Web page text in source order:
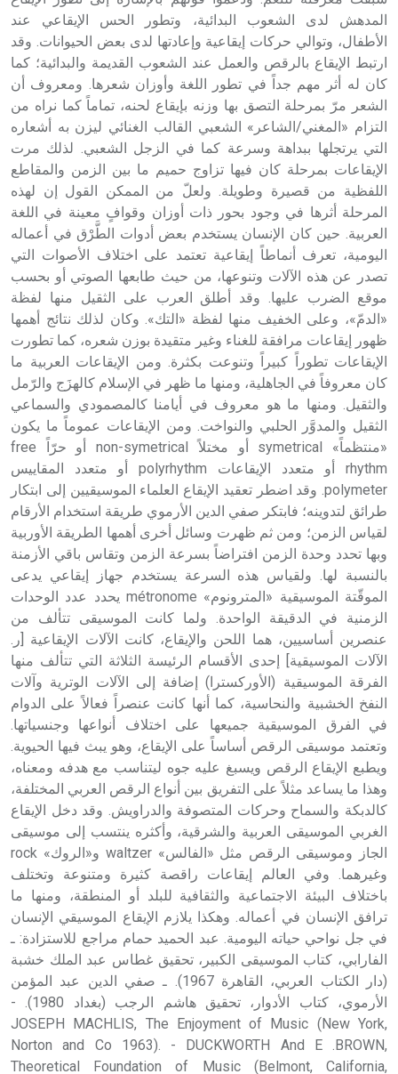
المدهش لدى الشعوب البدائية، وتطور الحس الإيقاعي عند
الأطفال، وتوالي حركات إيقاعية وإعادتها لدى بعض الحيوانات. وقد
ارتبط الإيقاع بالرقص والعمل عند الشعوب القديمة والبدائية؛ كما
كان له أثر مهم جداً في تطور اللغة وأوزان شعرها. ومعروف أن
الشعر مرّ بمرحلة التصق بها وزنه بإيقاع لحنه، تماماً كما نراه من
التزام «المغني/الشاعر» الشعبي القالب الغنائي ليزن به أشعاره
التي يرتجلها ببداهة وسرعة كما في الزجل الشعبي. لذلك مرت
الإيقاعات بمرحلة كان فيها تزاوج حميم ما بين الزمن والمقاطع
اللفظية من قصيرة وطويلة. ولعلّ من الممكن القول إن لهذه
المرحلة أثرها في وجود بحور ذات أوزان وقوافٍ معينة في اللغة
العربية. حين كان الإنسان يستخدم بعض أدوات الطَّرْق في أعماله
اليومية، تعرف أنماطاً إيقاعية تعتمد على اختلاف الأصوات التي
تصدر عن هذه الآلات وتنوعها، من حيث طابعها الصوتي أو بحسب
موقع الضرب عليها. وقد أطلق العرب على الثقيل منها لفظة
«الدمّ»، وعلى الخفيف منها لفظة «التك». وكان لذلك نتائج أهمها
ظهور إيقاعات مرافقة للغناء وغير متقيدة بوزن شعره، كما تطورت
الإيقاعات تطوراً كبيراً وتنوعت بكثرة. ومن الإيقاعات العربية ما
كان معروفاً في الجاهلية، ومنها ما ظهر في الإسلام كالهزَج والرّمل
والثقيل. ومنها ما هو معروف في أيامنا كالمصمودي والسماعي
الثقيل والمدوَّر الحلبي والنواخت. ومن الإيقاعات عموماً ما يكون
«منتظماً» symetrical أو مختلاً non-symetrical أو حرّاً free
rhythm أو متعدد الإيقاعات polyrhythm أو متعدد المقاييس
polymeter. وقد اضطر تعقيد الإيقاع العلماء الموسيقيين إلى ابتكار
طرائق لتدوينه؛ فابتكر صفي الدين الأرموي طريقة استخدام الأرقام
لقياس الزمن؛ ومن ثم ظهرت وسائل أخرى أهمها الطريقة الأوربية
وبها تحدد وحدة الزمن افتراضاً بسرعة الزمن وتقاس باقي الأزمنة
بالنسبة لها. ولقياس هذه السرعة يستخدم جهاز إيقاعي يدعى
الموقّتة الموسيقية «المترونوم» métronome يحدد عدد الوحدات
الزمنية في الدقيقة الواحدة. ولما كانت الموسيقى تتألف من
عنصرين أساسيين، هما اللحن والإيقاع، كانت الآلات الإيقاعية [ر.
الآلات الموسيقية] إحدى الأقسام الرئيسة الثلاثة التي تتألف منها
الفرقة الموسيقية (الأوركسترا) إضافة إلى الآلات الوترية وآلات
النفخ الخشبية والنحاسية، كما أنها كانت عنصراً فعالاً على الدوام
في الفرق الموسيقية جميعها على اختلاف أنواعها وجنسياتها.
وتعتمد موسيقى الرقص أساساً على الإيقاع، وهو يبث فيها الحيوية.
ويطبع الإيقاع الرقص ويسبغ عليه جوه ليتناسب مع هدفه ومعناه،
وهذا ما يساعد مثلاً على التفريق بين أنواع الرقص العربي المختلفة،
كالدبكة والسماح وحركات المتصوفة والدراويش. وقد دخل الإيقاع
الغربي الموسيقى العربية والشرقية، وأكثره ينتسب إلى موسيقى
الجاز وموسيقى الرقص مثل «الفالس» waltzer و«الروك» rock
وغيرهما. وفي العالم إيقاعات راقصة كثيرة ومتنوعة وتختلف
باختلاف البيئة الاجتماعية والثقافية للبلد أو المنطقة، ومنها ما
ترافق الإنسان في أعماله. وهكذا يلازم الإيقاع الموسيقي الإنسان
في جل نواحي حياته اليومية. عبد الحميد حمام مراجع للاستزادة: ـ
الفارابي، كتاب الموسيقى الكبير، تحقيق غطاس عبد الملك خشبة
(دار الكتاب العربي، القاهرة 1967). ـ صفي الدين عبد المؤمن
الأرموي، كتاب الأدوار، تحقيق هاشم الرجب (بغداد 1980). -
JOSEPH MACHLIS, The Enjoyment of Music (New York,
Norton and Co 1963). - DUCKWORTH And E .BROWN,
Theoretical Foundation of Music (Belmont, California,